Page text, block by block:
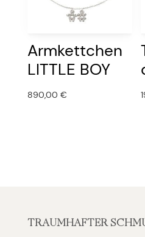
Armkettchen
LITTLE BOY
890,00 €
TRAUMHAFTER